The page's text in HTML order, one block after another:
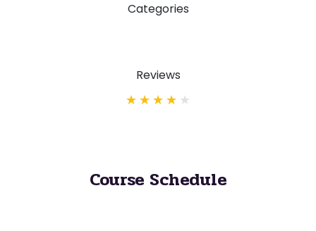
Categories
Reviews
★ ★ ★ ★ ★
Course Schedule